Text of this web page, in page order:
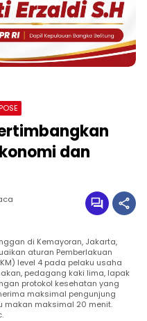
dan
di Kemayoran, Jakarta,
aturan Pemberlakuan
level 4 pada pelaku usaha
pedagang kaki lima, lapak
protokol kesehatan yang
maksimal pengunjung
makan maksimal 20 menit.